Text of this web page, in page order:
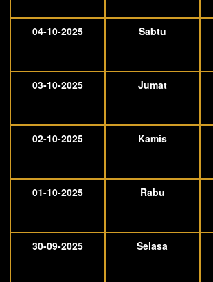
04-10-2025
Sabtu
03-10-2025
Jumat
02-10-2025
Kamis
01-10-2025
Rabu
30-09-2025
Selasa